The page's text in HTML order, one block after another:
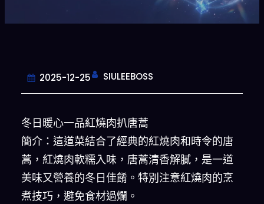
2025-12-25 SIULEEBOSS
冬日暖心一品紅燒肉扒唐蒿
簡介：這道菜結合了經典的紅燒肉和時令的唐
蒿，紅燒肉軟糯入味，唐蒿清香解膩，是一道
美味又營養的冬日佳餚。特別注意紅燒肉的烹
煮技巧，避免食材過爛。